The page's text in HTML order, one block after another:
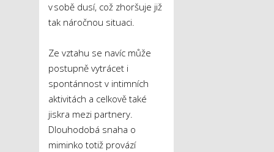
v sobě dusí, což zhoršuje již
tak náročnou situaci.
Ze vztahu se navíc může
postupně vytrácet i
spontánnost v intimních
aktivitách a celkově také
jiskra mezi partnery.
Dlouhodobá snaha o
miminko totiž provází